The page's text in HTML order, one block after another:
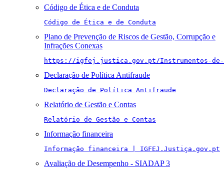
Código de Ética e de Conduta
Código de Ética e de Conduta
Plano de Prevenção de Riscos de Gestão, Corrupção e
Infrações Conexas
https://igfej.justica.gov.pt/Instrumentos-de-
Declaração de Política Antifraude
Declaração de Política Antifraude
Relatório de Gestão e Contas
Relatório de Gestão e Contas
Informação financeira
Informação financeira | IGFEJ.Justiça.gov.pt
Avaliação de Desempenho - SIADAP 3